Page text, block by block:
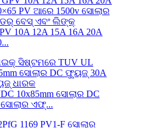
10A 12A 15A 16A 20A
10x85mm ସୋଲାର DC
ଏଫ୍...